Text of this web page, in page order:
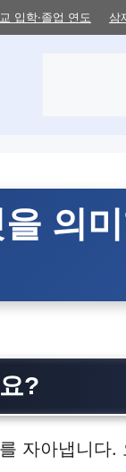
입학·졸업 연도 삼
의
?
자아냅니다.